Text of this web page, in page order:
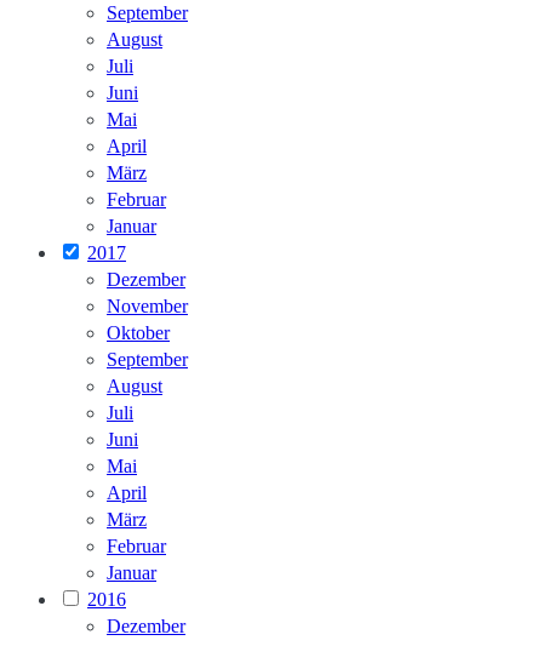
September
August
Juli
Juni
Mai
April
März
Februar
Januar
2017
Dezember
November
Oktober
September
August
Juli
Juni
Mai
April
März
Februar
Januar
2016
Dezember